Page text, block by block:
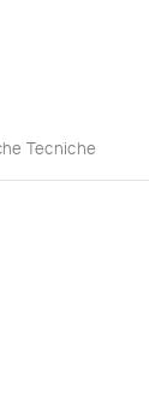
Tecniche